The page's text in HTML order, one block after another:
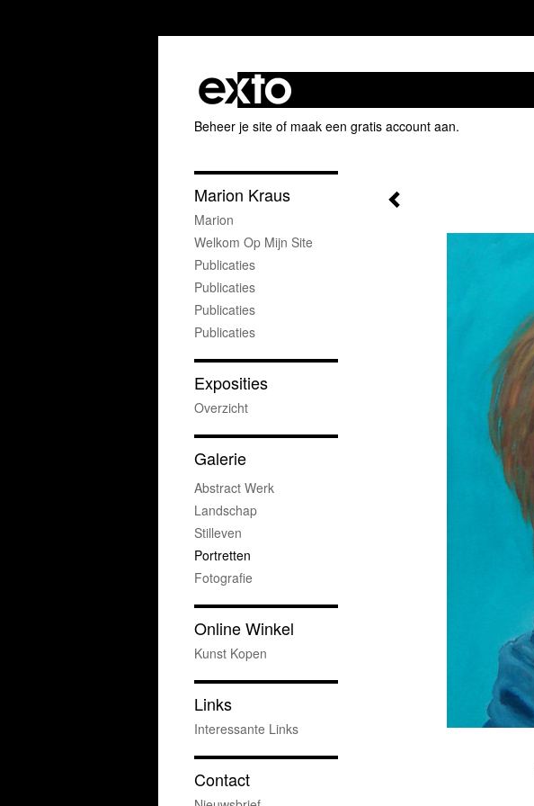
Beheer je site of maak een gratis account aan.
Marion Kraus
Marion
Welkom Op Mijn Site
Publicaties
Publicaties
Publicaties
Publicaties
Exposities
Overzicht
Galerie
Abstract Werk
Landschap
Stilleven
Portretten
Fotografie
Online Winkel
Kunst Kopen
Links
Interessante Links
Contact